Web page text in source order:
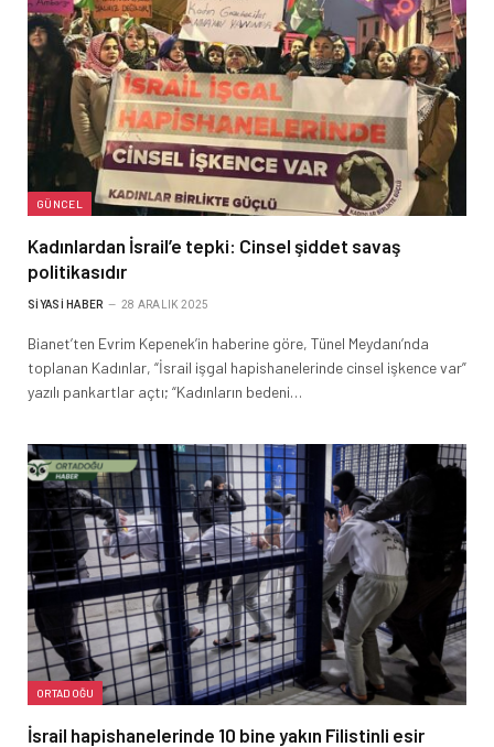
GÜNCEL
Kadınlardan İsrail’e tepki: Cinsel şiddet savaş
politikasıdır
SIYASI HABER 28 ARALIK 2025
Bianet’ten Evrim Kepenek’in haberine göre, Tünel Meydanı’nda
toplanan Kadınlar, “İsrail işgal hapishanelerinde cinsel işkence var”
yazılı pankartlar açtı; “Kadınların bedeni…
ORTADOĞU
İsrail hapishanelerinde 10 bine yakın Filistinli esir